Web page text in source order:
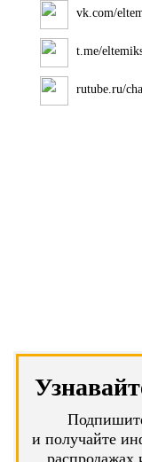
vk.com/
t.me/
rutube.ru/
и получайте
распродажах